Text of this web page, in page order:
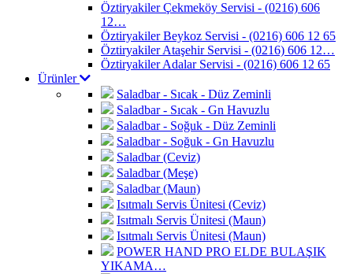
Öztiryakiler Çekmeköy Servisi - (0216) 606
12…
Öztiryakiler Beykoz Servisi - (0216) 606 12 65
Öztiryakiler Ataşehir Servisi - (0216) 606 12…
Öztiryakiler Adalar Servisi - (0216) 606 12 65
Ürünler
Saladbar - Sıcak - Düz Zeminli
Saladbar - Sıcak - Gn Havuzlu
Saladbar - Soğuk - Düz Zeminli
Saladbar - Soğuk - Gn Havuzlu
Saladbar (Ceviz)
Saladbar (Meşe)
Saladbar (Maun)
Isıtmalı Servis Ünitesi (Ceviz)
Isıtmalı Servis Ünitesi (Maun)
Isıtmalı Servis Ünitesi (Maun)
POWER HAND PRO ELDE BULAŞIK
YIKAMA…